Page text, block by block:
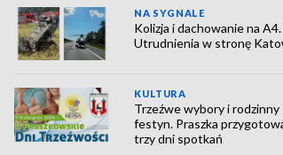
NA SYGNALE
Kolizja i dachowanie na A4.
Utrudnienia w stronę
KULTURA
Trzeźwe wybory i rodzinny
festyn. Praszka
trzy dni spotkań